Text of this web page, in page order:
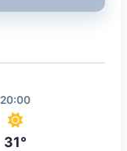
20:00
31°